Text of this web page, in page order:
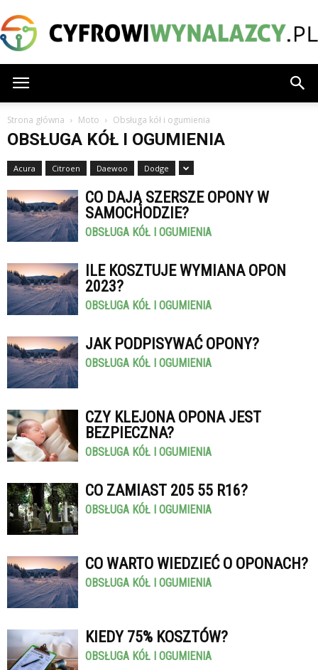
Strona główna Moto Obsługa kół i ogumienia
OBSŁUGA KÓŁ I OGUMIENIA
Acura Citroen Daewoo Dodge
CO DAJĄ SZERSZE OPONY W
SAMOCHODZIE?
OBSŁUGA KÓŁ I OGUMIENIA
ILE KOSZTUJE WYMIANA OPON
2023?
OBSŁUGA KÓŁ I OGUMIENIA
JAK PODPISYWAĆ OPONY?
OBSŁUGA KÓŁ I OGUMIENIA
CZY KLEJONA OPONA JEST
BEZPIECZNA?
OBSŁUGA KÓŁ I OGUMIENIA
CO ZAMIAST 205 55 R16?
OBSŁUGA KÓŁ I OGUMIENIA
CO WARTO WIEDZIEĆ O OPONACH?
OBSŁUGA KÓŁ I OGUMIENIA
KIEDY 75% KOSZTÓW?
OBSŁUGA KÓŁ I OGUMIENIA